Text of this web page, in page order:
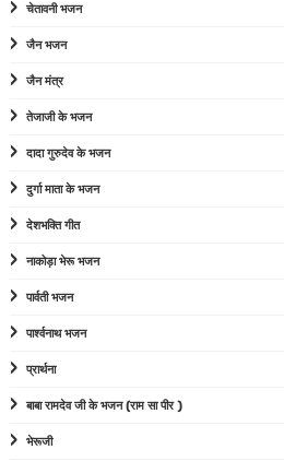
चेतावनी भजन
जैन भजन
जैन मंत्र
तेजाजी के भजन
दादा गुरुदेव के भजन
दुर्गा माता के भजन
देशभक्ति गीत
नाकोड़ा भेरू भजन
पार्वती भजन
पार्श्वनाथ भजन
प्रार्थना
बाबा रामदेव जी के भजन (राम सा पीर )
भेरूजी